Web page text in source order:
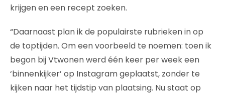
krijgen en een recept zoeken.
“Daarnaast plan ik de populairste rubrieken in op
de toptijden. Om een voorbeeld te noemen: toen ik
begon bij Vtwonen werd één keer per week een
‘binnenkijker’ op Instagram geplaatst, zonder te
kijken naar het tijdstip van plaatsing. Nu staat op